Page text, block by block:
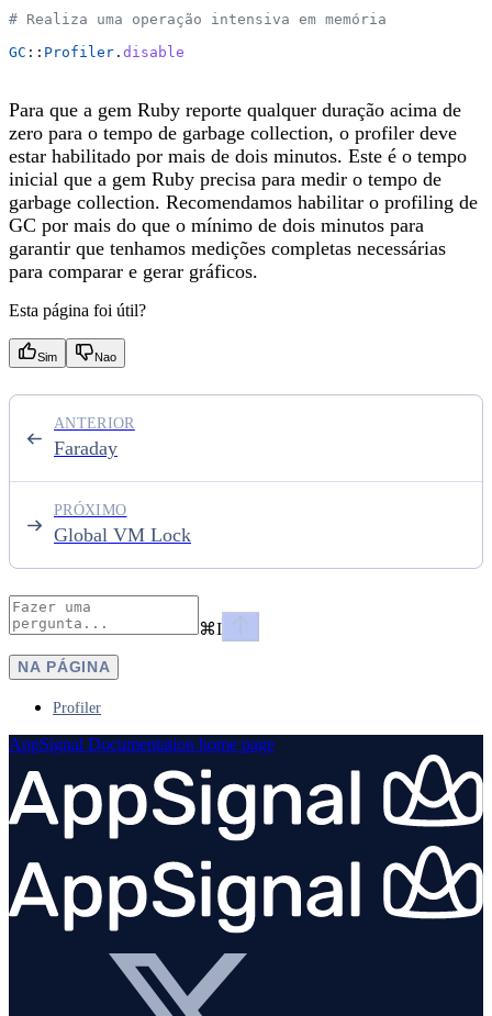
# Realiza uma operação intensiva em memória
GC :: Profiler . disable
Para que a gem Ruby reporte qualquer duração acima de
zero para o tempo de garbage collection, o profiler deve
estar habilitado por mais de dois minutos. Este é o tempo
inicial que a gem Ruby precisa para medir o tempo de
garbage collection. Recomendamos habilitar o profiling de
GC por mais do que o mínimo de dois minutos para
garantir que tenhamos medições completas necessárias
para comparar e gerar gráficos.
Esta página foi útil?
Sim Nao
Faraday
ANTERIOR
Global VM Lock
PRÓXIMO
⌘I
NA PÁGINA
Profiler
AppSignal Documentation home page